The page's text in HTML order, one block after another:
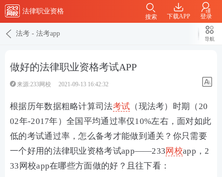
法律职业资格
下载APP 登录
搜索
法考 - 法考app
导航
做好的法律职业资格考试APP
来源:233网校 2021-09-13 16:42:32
根据历年数据粗略计算司法考试 （现法考）时期（20
02年-2017年）全国平均通过率仅10%左右，面对如此
低的考试通过率，怎么备考才能做到通关？你只需要
一个好用的法律职业资格考试app——233网校app，2
33网校app在哪些方面做的好？且往下看：